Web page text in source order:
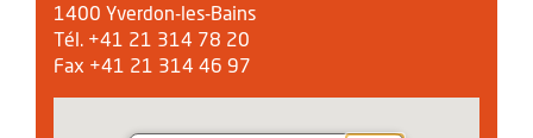
1400 Yverdon-les-Bains
Tél. +41 21 314 78 20
Fax +41 21 314 46 97